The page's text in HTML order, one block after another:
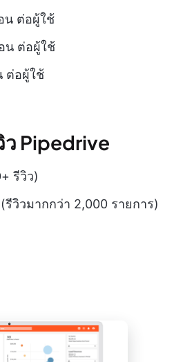
น ต่อผู้ใช้
น ต่อผู้ใช้
ต่อผู้ใช้
Pipedrive
รีวิว)
รีวิวมากกว่า 2,000 รายการ)